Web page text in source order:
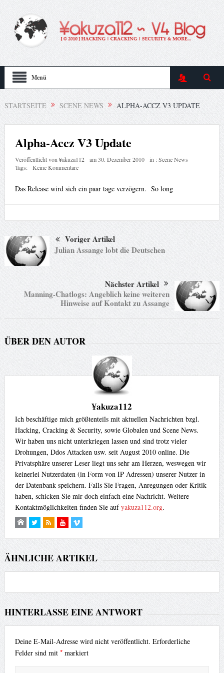
Menü
STARTSEITE SCENE NEWS ALPHA-ACCZ V3 UPDATE
Alpha-Accz V3 Update
Veröffentlicht von¥akuza112 am30. Dezember 2010 in :Scene News
Tags:
Keine Kommentare
Das Release wird sich ein paar tage verzögern. So long
Voriger Artikel
Julian Assange lobt die Deutschen
Nächster Artikel
Manning-Chatlogs: Angeblich keine weiteren
Hinweise auf Kontakt zu Assange
ÜBER DEN AUTOR
¥akuza112
Ich beschäftige mich größtenteils mit aktuellen Nachrichten bzgl.
Hacking, Cracking & Security, sowie Globalen und Scene News.
Wir haben uns nicht unterkriegen lassen und sind trotz vieler
Drohungen, Ddos Attacken usw. seit August 2010 online. Die
Privatsphäre unserer Leser liegt uns sehr am Herzen, weswegen wir
keinerlei Nutzerdaten (in Form von IP Adressen) unserer Nutzer in
der Datenbank speichern. Falls Sie Fragen, Anregungen oder Kritik
haben, schicken Sie mir doch einfach eine Nachricht. Weitere
Kontaktmöglichkeiten finden Sie aufyakuza112.org.
ÄHNLICHE ARTIKEL
HINTERLASSE EINE ANTWORT
Deine E-Mail-Adresse wird nicht veröffentlicht. Erforderliche
Felder sind mit *markiert